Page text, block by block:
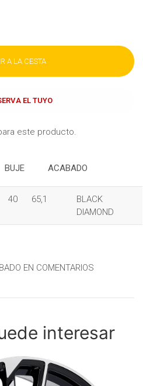
A LA CESTA
EL TUYO
este producto.
BUJE ACABADO
40 65,1
BLACK
DIAMOND
EN COMENTARIOS
interesar